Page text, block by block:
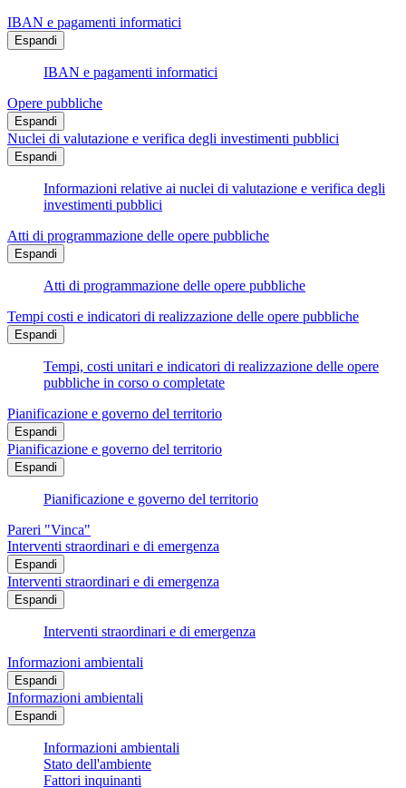
IBAN e pagamenti informatici
Espandi
IBAN e pagamenti informatici
Opere pubbliche
Espandi
Nuclei di valutazione e verifica degli investimenti pubblici
Espandi
Informazioni relative ai nuclei di valutazione e verifica degli
investimenti pubblici
Atti di programmazione delle opere pubbliche
Espandi
Atti di programmazione delle opere pubbliche
Tempi costi e indicatori di realizzazione delle opere pubbliche
Espandi
Tempi, costi unitari e indicatori di realizzazione delle opere
pubbliche in corso o completate
Pianificazione e governo del territorio
Espandi
Pianificazione e governo del territorio
Espandi
Pianificazione e governo del territorio
Pareri "Vinca"
Interventi straordinari e di emergenza
Espandi
Interventi straordinari e di emergenza
Espandi
Interventi straordinari e di emergenza
Informazioni ambientali
Espandi
Informazioni ambientali
Espandi
Informazioni ambientali
Stato dell'ambiente
Fattori inquinanti